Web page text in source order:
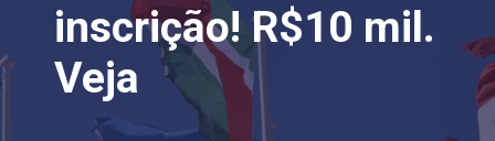
inscrição! R$10 mil.
Veja